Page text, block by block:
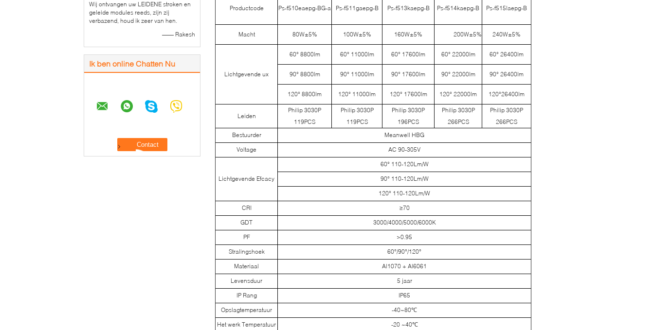
Wij ontvangen uw LEIDENE stroken en
geleide modules reeds, zijn zij
verbazend, houd ik zeer van hen.
—— Rakesh
Ik ben online Chatten Nu
Productcode Ps-f510eaepg-BG-a Ps-f511gaepg-B Ps-f513kaepg-B Ps-f514kaepg-B Ps-f515laepg-B
Macht 80W±5% 100W±5% 160W±5% 200W±5% 240W±5%
Lichtgevende ux
60° 8800lm 60° 11000lm 60° 17600lm 60° 22000lm 60° 26400lm
90° 8800lm 90° 11000lm 90° 17600lm 90° 22000lm 90° 26400lm
120° 8800lm 120° 11000lm 120° 17600lm 120° 22000lm 120°26400lm
Leiden
Philip 3030P
119PCS
Philip 3030P
119PCS
Philip 3030P
196PCS
Philip 3030P
266PCS
Philip 3030P
266PCS
Bestuurder
Meanwell HBG
Voltage
AC 90-305V
Lichtgevende Efcacy
60° 110-120Lm/W
90° 110-120Lm/W
120° 110-120Lm/W
CRI
≥70
GDT
3000/4000/5000/6000K
PF
>0.95
Stralingshoek
60°/90°/120°
Materiaal
Al1070 + Al6061
Levensduur
5 jaar
IP Rang
IP65
Opslagtemperatuur
-40~80℃
Het werk Temperatuur
-20 ~40℃